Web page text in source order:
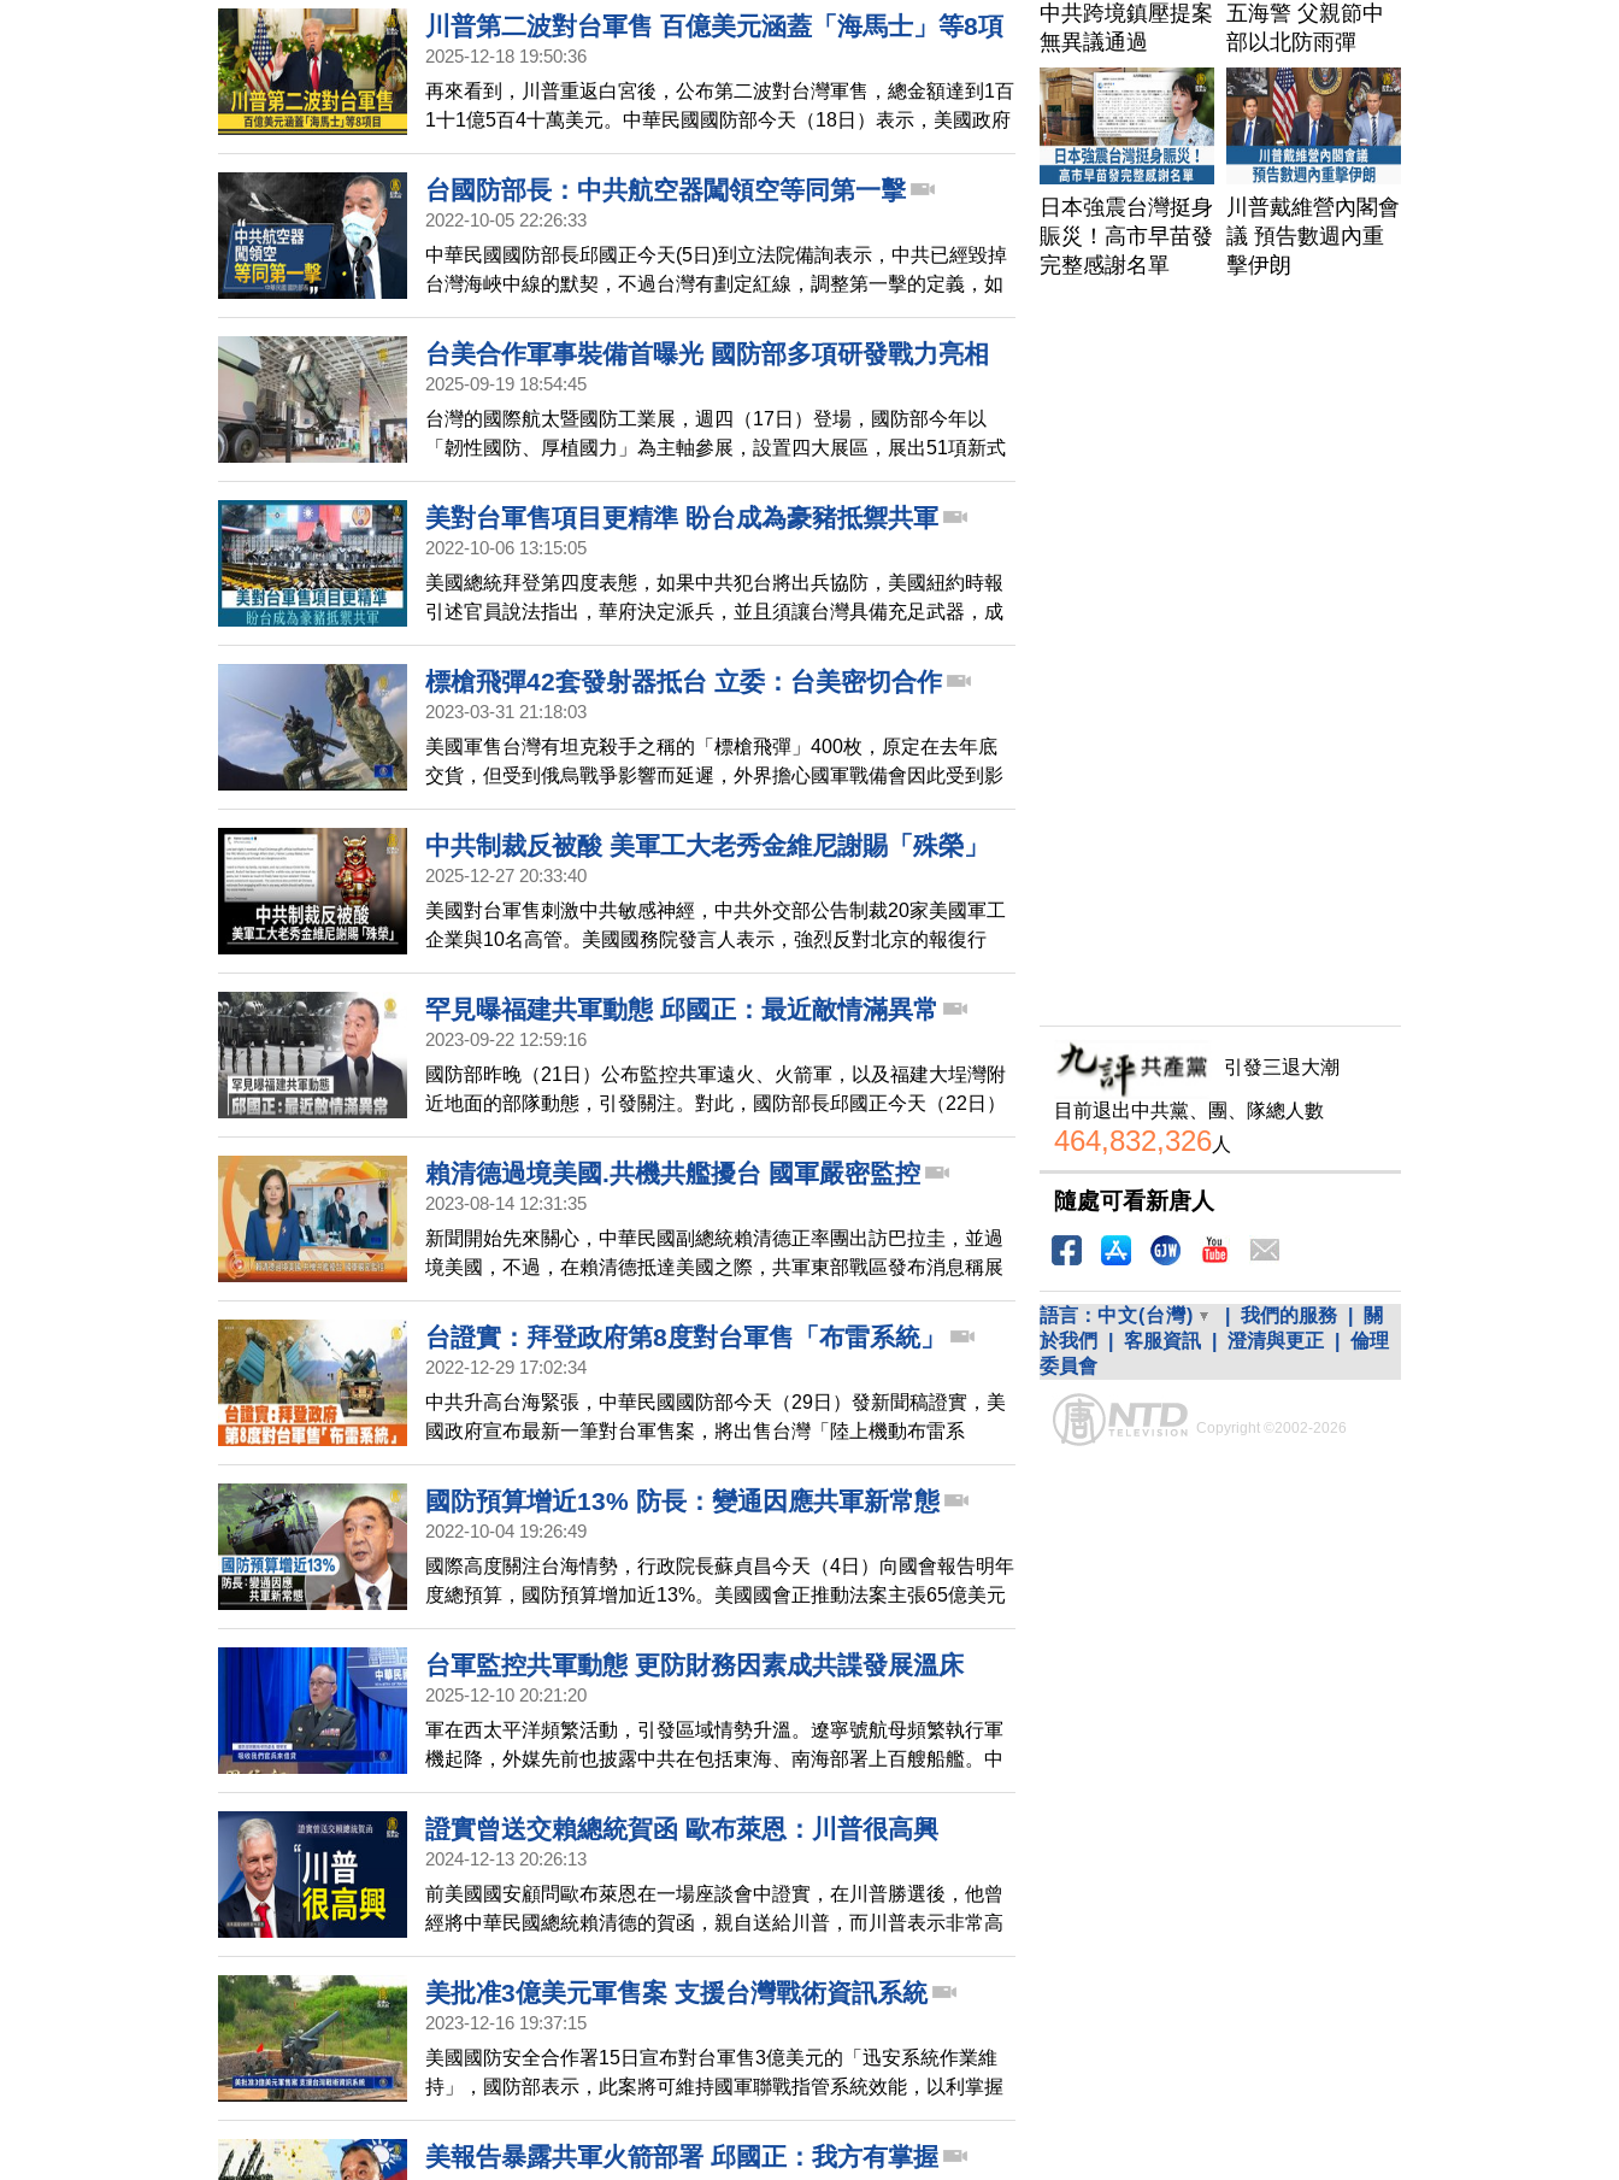
國防部今天（13日）召開記者會，媒體關注第一擊相關定義，國軍將
領也做出說明。
川普第二波對台軍售 百億美元涵蓋「海馬士」等8項
目
2025-12-18 19:50:36
再來看到，川普重返白宮後，公布第二波對台灣軍售，總金額達到1百
1十1億5百4十萬美元。中華民國國防部今天（18日）表示，美國政府
就8項軍售，進行「知會國會」程序，可望在1個月後正式生效。國防
學者表示，這象徵著，美國對台灣的支持，以及台美互信。
台國防部長：中共航空器闖領空等同第一擊
2022-10-05 22:26:33
中華民國國防部長邱國正今天(5日)到立法院備詢表示，中共已經毀掉
台灣海峽中線的默契，不過台灣有劃定紅線，調整第一擊的定義，如
果中共戰機等航空器實體侵入台灣領空，就算是中共的第一擊，台灣
軍方一定反制。
台美合作軍事裝備首曝光 國防部多項研發戰力亮相
2025-09-19 18:54:45
台灣的國際航太暨國防工業展，週四（17日）登場，國防部今年以
「韌性國防、厚植國力」為主軸參展，設置四大展區，展出51項新式
裝備。除了M1A2T戰車、海馬士多管火箭外，也展示國防自主研發實
力，及台美合作成果。
美對台軍售項目更精準 盼台成為豪豬抵禦共軍
2022-10-06 13:15:05
美國總統拜登第四度表態，如果中共犯台將出兵協防，美國紐約時報
引述官員說法指出，華府決定派兵，並且須讓台灣具備充足武器，成
為能抵禦共軍的「豪豬」，美方正加緊努力在台灣儲備大量武器。
標槍飛彈42套發射器抵台 立委：台美密切合作
2023-03-31 21:18:03
美國軍售台灣有坦克殺手之稱的「標槍飛彈」400枚，原定在去年底
交貨，但受到俄烏戰爭影響而延遲，外界擔心國軍戰備會因此受到影
響，對此，外交及國防委員會立委王定宇認為，擔憂大可不必。
中共制裁反被酸 美軍工大老秀金維尼謝賜「殊榮」
2025-12-27 20:33:40
美國對台軍售刺激中共敏感神經，中共外交部公告制裁20家美國軍工
企業與10名高管。美國國務院發言人表示，強烈反對北京的報復行
動，呼籲北京採取有意義的對話，而不是透過軍事、外交和經濟對台
灣施壓。在名單內的美國軍工企業高管也幽默回應。
罕見曝福建共軍動態 邱國正：最近敵情滿異常
2023-09-22 12:59:16
國防部昨晚（21日）公布監控共軍遠火、火箭軍，以及福建大埕灣附
近地面的部隊動態，引發關注。對此，國防部長邱國正今天（22日）
表示，最近敵情真的滿異常的，研判共軍9月做聯合軍演，目前都在掌
握中。
賴清德過境美國.共機共艦擾台 國軍嚴密監控
2023-08-14 12:31:35
新聞開始先來關心，中華民國副總統賴清德正率團出訪巴拉圭，並過
境美國，不過，在賴清德抵達美國之際，共軍東部戰區發布消息稱展
開軍演。中華民國國防部今天（14日）上午指出，截至6點前，24小
時內已偵獲中共軍機6架次、軍艦6艘次持續在台海周邊活動。國軍運
用任務機艦及岸置導彈系統，嚴密監控與應對。
台證實：拜登政府第8度對台軍售「布雷系統」
2022-12-29 17:02:34
中共升高台海緊張，中華民國國防部今天（29日）發新聞稿證實，美
國政府宣布最新一筆對台軍售案，將出售台灣「陸上機動布雷系
統」，總金額為1億8千萬美元，目前已經進行「知會國會」程序，可
望在1個月後正式生效。這是繼12月6日之後，美國政府一個月內第2
度對台軍售，也是美國總統拜登上任後第8次對台軍售。
國防預算增近13% 防長：變通因應共軍新常態
2022-10-04 19:26:49
國際高度關注台海情勢，行政院長蘇貞昌今天（4日）向國會報告明年
度總預算，國防預算增加近13%。美國國會正推動法案主張65億美元
軍事援助台灣，國防部長邱國正回應，將會妥善運用，此外，面對共
軍建立所謂「新常態」，國軍戰備不會停頓、會有變通做法因應。
台軍監控共軍動態 更防財務因素成共諜發展溫床
2025-12-10 20:21:20
軍在西太平洋頻繁活動，引發區域情勢升溫。遼寧號航母頻繁執行軍
機起降，外媒先前也披露中共在包括東海、南海部署上百艘船艦。中
華民國國防部今天（10日）表示，對於共軍動態都有掌握，並依照敵
情變化評估應處。此外，有自媒體披露，美軍林肯號航母打擊群正快
速向西太平洋執行「緊急加派部署」，搭載F-35B戰機的兩棲突擊艦
證實曾送交賴總統賀函 歐布萊恩：川普很高興
2024-12-13 20:26:13
前美國國安顧問歐布萊恩在一場座談會中證實，在川普勝選後，他曾
經將中華民國總統賴清德的賀函，親自送給川普，而川普表示非常高
興。
美批准3億美元軍售案 支援台灣戰術資訊系統
2023-12-16 19:37:15
美國國防安全合作署15日宣布對台軍售3億美元的「迅安系統作業維
持」，國防部表示，此案將可維持國軍聯戰指管系統效能，以利掌握
共同作戰圖像（COP）。
美報告暴露共軍火箭部署 邱國正：我方有掌握
中共跨境鎮壓提案
無異議通過
五海警 父親節中
部以北防雨彈
日本強震台灣挺身
賑災！高市早苗發
完整感謝名單
川普戴維營內閣會
議 預告數週內重
擊伊朗
引發三退大潮
目前退出中共黨、團、隊總人數
464,832,326人
隨處可看新唐人
語言： 中文(台灣) 我們的服務
關
於我們
客服資訊 澄清與更正
倫理
委員會
Copyright ©2002-2026